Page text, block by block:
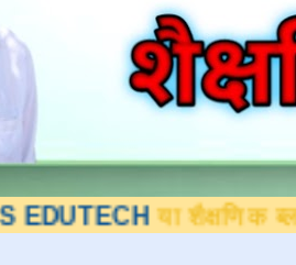
या शैक्षणिक ब्लॉगवर आपले